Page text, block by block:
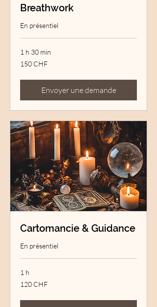
Breathwork
En présentiel
1 h 30 min
150
francs
150 CHF
Envoyer une demande
Cartomancie & Guidance
En présentiel
1 h
120
francs
120 CHF